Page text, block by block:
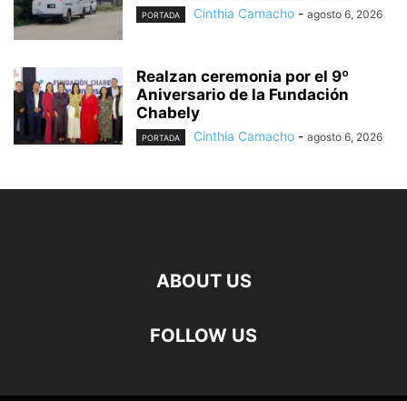
PORTADA Cinthia Camacho - agosto 6, 2026
Realzan ceremonia por el 9º
Aniversario de la Fundación
Chabely
PORTADA Cinthia Camacho - agosto 6, 2026
ABOUT US
FOLLOW US